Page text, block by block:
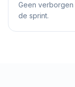
Geen
de sprint.